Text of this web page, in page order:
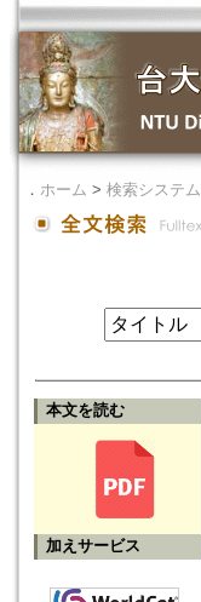
． ホーム > 検索システム
本文を読む
加えサービス